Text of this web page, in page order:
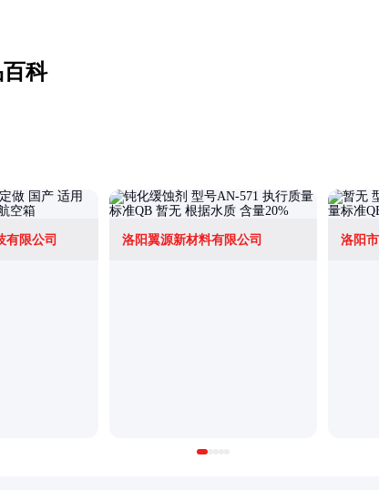
科
有限公司 洛阳翼源新材料有限公司 洛阳